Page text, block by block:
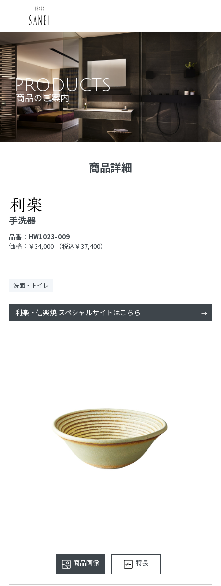
PRODUCTS
商品のご案内
商品詳細
手洗器
品番： HW1023-009
価格：￥34,000
（税込￥37,400）
洗面・トイレ
利楽・信楽焼 スペシャルサイトはこちら
商品画像 特長